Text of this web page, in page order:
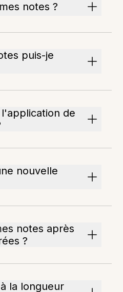
notes ?
puis-je
de
nouvelle
notes après
?
la longueur